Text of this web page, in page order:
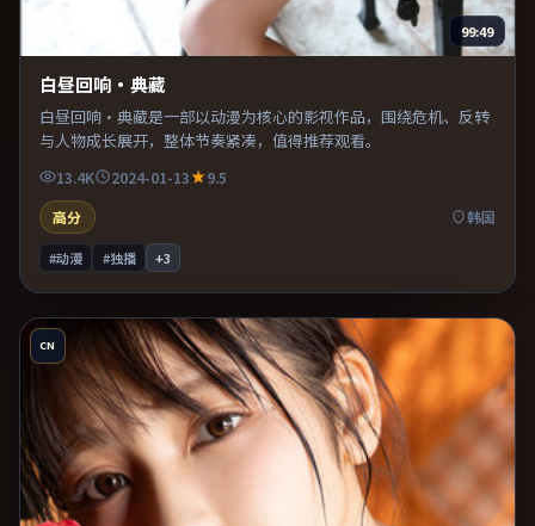
99:49
白昼回响·典藏
白昼回响·典藏是一部以动漫为核心的影视作品，围绕危机、反转
与人物成长展开，整体节奏紧凑，值得推荐观看。
13.4K 2024-01-13
9.5
高分
韩国
#动漫 #独播 +3
CN